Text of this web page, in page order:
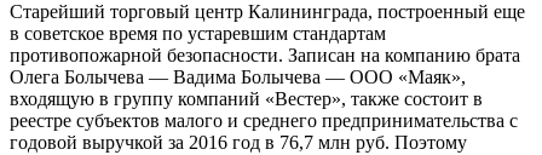
Старейший торговый центр Калининграда, построенный еще
в советское время по устаревшим стандартам
противопожарной безопасности. Записан на компанию брата
Олега Болычева — Вадима Болычева — ООО «Маяк»,
входящую в группу компаний «Вестер», также состоит в
реестре субъектов малого и среднего предпринимательства с
годовой выручкой за 2016 год в 76,7 млн руб. Поэтому